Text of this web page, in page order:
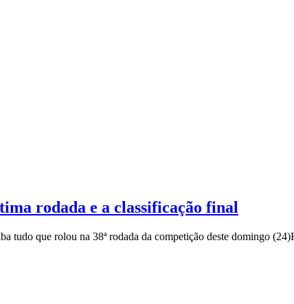
rodada e a classificação final
tudo que rolou na 38ª rodada da competição deste domingo (24)